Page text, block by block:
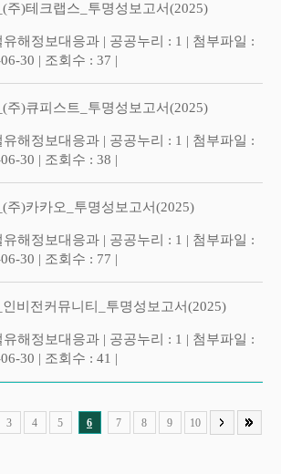
주)테크랩스_투명성보고서(2025)
해정보대응과 | 공공누리 : 1 | 첨부파일 :
30 | 조회수 : 37 |
주)큐피스트_투명성보고서(2025)
해정보대응과 | 공공누리 : 1 | 첨부파일 :
30 | 조회수 : 38 |
주)카카오_투명성보고서(2025)
해정보대응과 | 공공누리 : 1 | 첨부파일 :
30 | 조회수 : 77 |
비전커뮤니티_투명성보고서(2025)
해정보대응과 | 공공누리 : 1 | 첨부파일 :
30 | 조회수 : 41 |
3 4 5 6 7 8 9 10